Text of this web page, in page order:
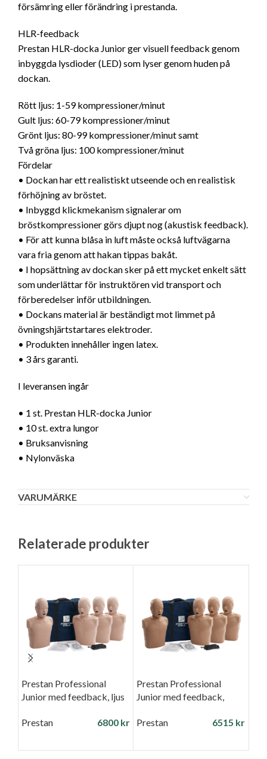
försämring eller förändring i prestanda.
HLR-feedback
Prestan HLR-docka Junior ger visuell feedback genom
inbyggda lysdioder (LED) som lyser genom huden på
dockan.
Rött ljus: 1-59 kompressioner/minut
Gult ljus: 60-79 kompressioner/minut
Grönt ljus: 80-99 kompressioner/minut samt
Två gröna ljus: 100 kompressioner/minut
Fördelar
• Dockan har ett realistiskt utseende och en realistisk
förhöjning av bröstet.
• Inbyggd klickmekanism signalerar om
bröstkompressioner görs djupt nog (akustisk feedback).
• För att kunna blåsa in luft måste också luftvägarna
vara fria genom att hakan tippas bakåt.
• I hopsättning av dockan sker på ett mycket enkelt sätt
som underlättar för instruktören vid transport och
förberedelser inför utbildningen.
• Dockans material är beständigt mot limmet på
övningshjärtstartares elektroder.
• Produkten innehåller ingen latex.
• 3 års garanti.
I leveransen ingår
• 1 st. Prestan HLR-docka Junior
• 10 st. extra lungor
• Bruksanvisning
• Nylonväska
VARUMÄRKE
Relaterade produkter
Prestan Professional
Junior med feedback, ljus
Prestan
6800 kr
Prestan Professional
Junior med feedback,
Prestan
6515 kr